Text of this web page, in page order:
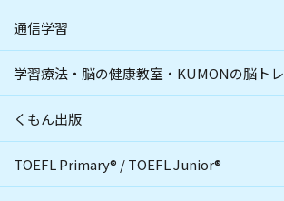
通信学習
学習療法・脳の健康教室・KUMONの脳トレ
くもん出版
TOEFL Primary® /TOEFL Junior®